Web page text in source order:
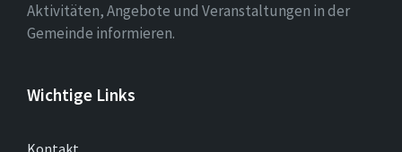
Aktivitäten, Angebote und Veranstaltungen in der
Gemeinde informieren.
Wichtige Links